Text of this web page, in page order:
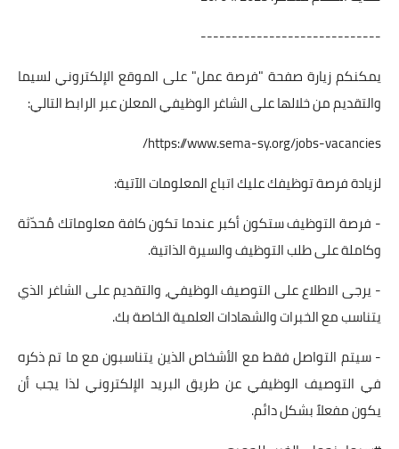
-----------------------------
يمكنكم زيارة صفحة "فرصة عمل" على الموقع الإلكتروني لسيما
والتقديم من خلالها على الشاغر الوظيفي المعلن عبر الرابط التالي:
https://www.sema-sy.org/jobs-vacancies/
لزيادة فرصة توظيفك عليك اتباع المعلومات الآتية:
- فرصة التوظيف ستكون أكبر عندما تكون كافة معلوماتك مُحدّثة
وكاملة على طلب التوظيف والسيرة الذاتية.
- يرجى الاطلاع على التوصيف الوظيفي، والتقديم على الشاغر الذي
يتناسب مع الخبرات والشهادات العلمية الخاصة بك.
- سيتم التواصل فقط مع الأشخاص الذين يتناسبون مع ما تم ذكره
في التوصيف الوظيفي عن طريق البريد الإلكتروني لذا يجب أن
يكون مفعلاً بشكل دائم.